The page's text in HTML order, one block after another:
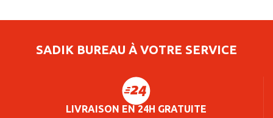
SADIK BUREAU À VOTRE SERVICE
LIVRAISON EN 24H GRATUITE